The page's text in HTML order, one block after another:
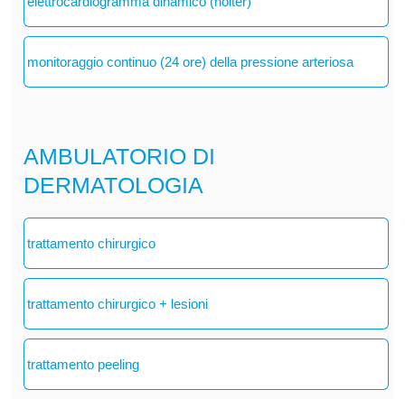
monitoraggio continuo (24 ore) della pressione arteriosa
AMBULATORIO DI
DERMATOLOGIA
trattamento chirurgico
trattamento chirurgico + lesioni
trattamento peeling